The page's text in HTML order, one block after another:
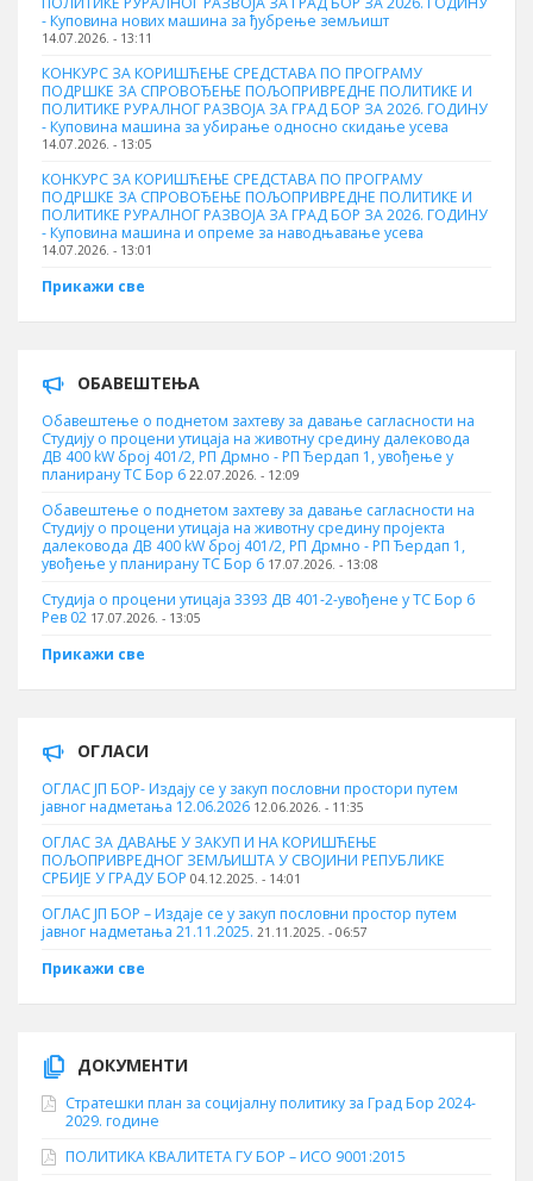
- Куповина нових машина за ђубрење земљишт
14.07.2026. - 13:11
КОНКУРС ЗА КОРИШЋЕЊЕ СРЕДСТАВА ПО ПРОГРАМУ
ПОДРШКЕ ЗА СПРОВОЂЕЊЕ ПОЉОПРИВРЕДНЕ ПОЛИТИКЕ И
ПОЛИТИКЕ РУРАЛНОГ РАЗВОЈА ЗА ГРАД БОР ЗА 2026. ГОДИНУ
- Куповинa машина за убирање односно скидање усева
14.07.2026. - 13:05
КОНКУРС ЗА КОРИШЋЕЊЕ СРЕДСТАВА ПО ПРОГРАМУ
ПОДРШКЕ ЗА СПРОВОЂЕЊЕ ПОЉОПРИВРЕДНЕ ПОЛИТИКЕ И
ПОЛИТИКЕ РУРАЛНОГ РАЗВОЈА ЗА ГРАД БОР ЗА 2026. ГОДИНУ
- Куповина машина и опреме за наводњавање усева
14.07.2026. - 13:01
Прикажи све
ОБАВЕШТЕЊА
Обавештење о поднетом захтеву за давање сагласности на
Студију о процени утицаја на животну средину далековода
ДВ 400 kW број 401/2, РП Дрмно - РП Ђердап 1, увођење у
планирану ТС Бор 6 22.07.2026. - 12:09
Обавештење о поднетом захтеву за давање сагласности на
Студију о процени утицаја на животну средину пројекта
далековода ДВ 400 kW број 401/2, РП Дрмно - РП Ђердап 1,
увођење у планирану ТС Бор 6 17.07.2026. - 13:08
Студија о процени утицаја 3393 ДВ 401-2-увођене у ТС Бор 6
Рев 02 17.07.2026. - 13:05
Прикажи све
ОГЛАСИ
ОГЛАС ЈП БОР- Издају се у закуп пословни простори путем
јавног надметања 12.06.2026 12.06.2026. - 11:35
ОГЛАС ЗА ДАВАЊЕ У ЗАКУП И НА КОРИШЋЕЊЕ
ПОЉОПРИВРЕДНОГ ЗЕМЉИШТА У СВОЈИНИ РЕПУБЛИКЕ
СРБИЈЕ У ГРАДУ БОР 04.12.2025. - 14:01
ОГЛАС ЈП БОР – Издаје се у закуп пословни простор путем
јавног надметања 21.11.2025. 21.11.2025. - 06:57
Прикажи све
ДОКУМЕНТИ
Стратешки план за социјалну политику за Град Бор 2024-
2029. године
ПОЛИТИКА КВАЛИТЕТА ГУ БОР – ИСО 9001:2015